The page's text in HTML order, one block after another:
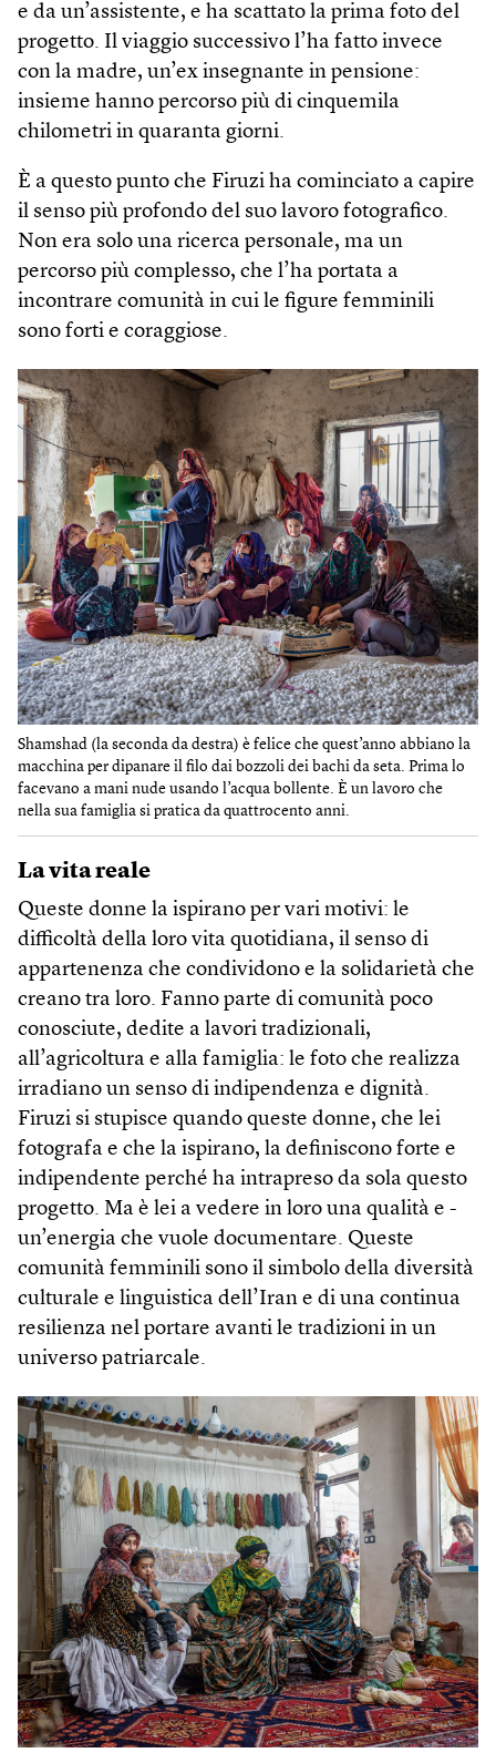
e da un’assistente, e ha scattato la prima foto del
progetto. Il viaggio successivo l’ha fatto invece
con la madre, un’ex insegnante in pensione:
insieme hanno percorso più di cinquemila
chilometri in quaranta giorni.
È a questo punto che Firuzi ha cominciato a capire
il senso più profondo del suo lavoro fotografico.
Non era solo una ricerca personale, ma un
percorso più complesso, che l’ha portata a
incontrare comunità in cui le figure femminili
sono forti e coraggiose.
Shamshad (la seconda da destra) è felice che quest’anno abbiano la
macchina per dipanare il filo dai bozzoli dei bachi da seta. Prima lo
facevano a mani nude usando l’acqua bollente. È un lavoro che
nella sua famiglia si pratica da quattrocento anni.
La vita reale
Queste donne la ispirano per vari motivi: le
difficoltà della loro vita quotidiana, il senso di
appartenenza che condividono e la solidarietà che
creano tra loro. Fanno parte di comunità poco
conosciute, dedite a lavori tradizionali,
all’agricoltura e alla famiglia: le foto che realizza
irradiano un senso di indipendenza e dignità.
Firuzi si stupisce quando queste donne, che lei
fotografa e che la ispirano, la definiscono forte e
indipendente perché ha intrapreso da sola questo
progetto. Ma è lei a vedere in loro una qualità e ­
un’energia che vuole documentare. Queste
comunità femminili sono il simbolo della diversità
culturale e linguistica dell’Iran e di una continua
resilienza nel portare avanti le tradizioni in un
universo patriarcale.